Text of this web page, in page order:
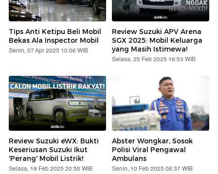
Tips Anti Ketipu Beli Mobil
Bekas Ala Inspector Mobil
Senin, 07 Apr 2025 10:06 WIB
Review Suzuki APV Arena
SGX 2025: Mobil Keluarga
yang Masih Istimewa!
Selasa, 25 Feb 2025 16:53 WIB
Review Suzuki eWX: Bukti
Keseriusan Suzuki Ikut
'Perang' Mobil Listrik!
Selasa, 18 Feb 2025 20:50 WIB
Abster Wongkar, Sosok
Polisi Viral Pengawal
Ambulans
Senin, 10 Feb 2025 08:37 WIB